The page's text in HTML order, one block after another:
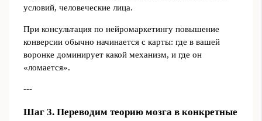
условий, человеческие лица.
При консультация по нейромаркетингу повышение
конверсии обычно начинается с карты: где в вашей
воронке доминирует какой механизм, и где он
«ломается».
---
Шаг 3. Переводим теорию мозга в конкретные